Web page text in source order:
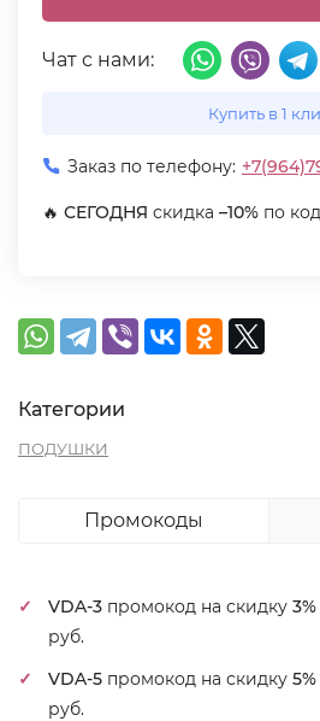
Чат с нами:
Купить в 1
Заказ по телефону:
🔥 СЕГОДНЯ скидка –10% по
Категории
ПОДУШКИ
Промокоды
VDA-3 промокод на скидку 3%
руб.
VDA-5 промокод на скидку 5%
руб.